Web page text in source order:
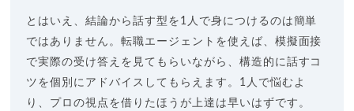
とはいえ、結論から話す型を1人で身につけるのは簡単
ではありません。転職エージェントを使えば、模擬面接
で実際の受け答えを見てもらいながら、構造的に話すコ
ツを個別にアドバイスしてもらえます。1人で悩むよ
り、プロの視点を借りたほうが上達は早いはずです。